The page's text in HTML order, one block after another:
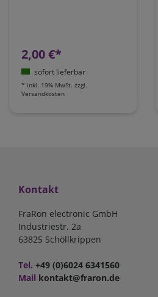
2,00 €*
sofort lieferbar
* inkl. 19% MwSt. zzgl.
Versandkosten
Kontakt
FraRon electronic GmbH
Industriestr. 2a
63825 Schöllkrippen
Tel. +49 (0)6024 6341560
Mail kontakt@fraron.de